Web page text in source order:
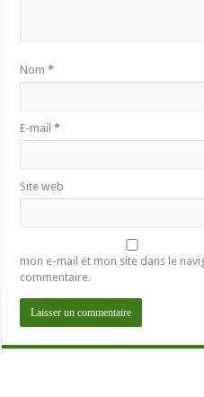
Nom*
E-mail*
Site web
mon e-mail et mon site dans le
commentaire.